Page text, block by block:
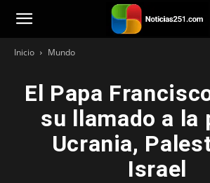
Noticias251
Inicio Mundo
El Papa
su llamado a la
Ucrania,
Israel